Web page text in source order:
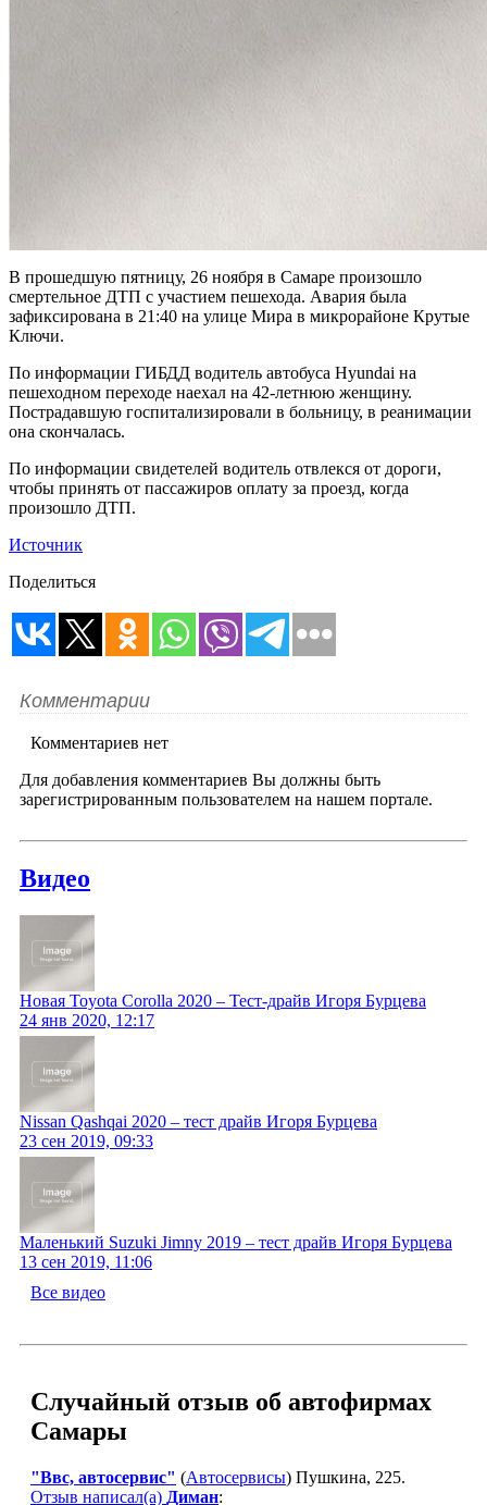
В прошедшую пятницу, 26 ноября в Самаре произошло
смертельное ДТП с участием пешехода. Авария была
зафиксирована в 21:40 на улице Мира в микрорайоне Крутые
Ключи.
По информации ГИБДД водитель автобуса Hyundai на
пешеходном переходе наехал на 42-летнюю женщину.
Пострадавшую госпитализировали в больницу, в реанимации
она скончалась.
По информации свидетелей водитель отвлекся от дороги,
чтобы принять от пассажиров оплату за проезд, когда
произошло ДТП.
Источник
Поделиться
Комментарии
Комментариев нет
Для добавления комментариев Вы должны быть
зарегистрированным пользователем на нашем портале.
Видео
Новая Toyota Corolla 2020 – Тест-драйв Игоря Бурцева
24 янв 2020, 12:17
Nissan Qashqai 2020 – тест драйв Игоря Бурцева
23 сен 2019, 09:33
Маленький Suzuki Jimny 2019 – тест драйв Игоря Бурцева
13 сен 2019, 11:06
Все видео
Случайный отзыв об автофирмах
Самары
"Ввс, автосервис" (Автосервисы) Пушкина, 225.
Отзыв написал(а) Диман: